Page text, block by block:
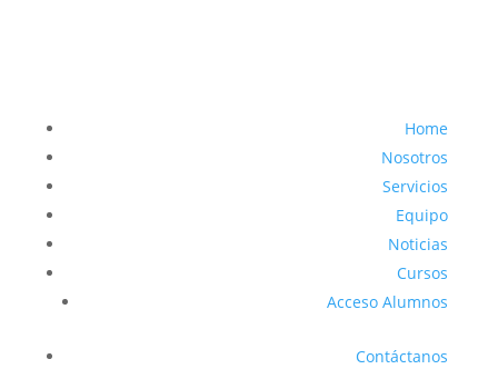
Home
Nosotros
Servicios
Equipo
Noticias
Cursos
Acceso Alumnos
Contáctanos